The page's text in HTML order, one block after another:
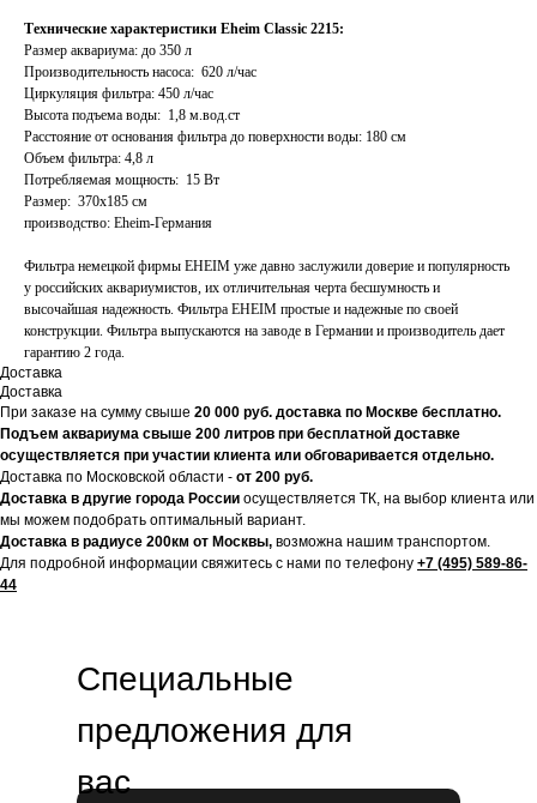
Технические характеристики Eheim Classic 2215:
Размер аквариума: до 350 л
Производительность насоса: 620 л/час
Циркуляция фильтра: 450 л/час
Высота подъема воды: 1,8 м.вод.ст
Расстояние от основания фильтра до поверхности воды: 180 см
Объем фильтра: 4,8 л
Потребляемая мощность: 15 Вт
Размер: 370x185 см
производство: Eheim-Германия
Фильтра немецкой фирмы EHEIM уже давно заслужили доверие и популярность
у российских аквариумистов, их отличительная черта бесшумность и
высочайшая надежность. Фильтра EHEIM простые и надежные по своей
конструкции. Фильтра выпускаются на заводе в Германии и производитель дает
гарантию 2 года.
Доставка
Доставка
При заказе на сумму свыше 20 000 руб. доставка по Москве бесплатно.
Подъем аквариума свыше 200 литров при бесплатной доставке
осуществляется при участии клиента или обговаривается отдельно.
Доставка по Московской области - от 200 руб.
Доставка в другие города России осуществляется ТК, на выбор клиента или
мы можем подобрать оптимальный вариант.
Доставка в радиусе 200км от Москвы, возможна нашим транспортом.
Для подробной информации свяжитесь с нами по телефону +7 (495) 589-86-
44
Специальные
предложения для
вас